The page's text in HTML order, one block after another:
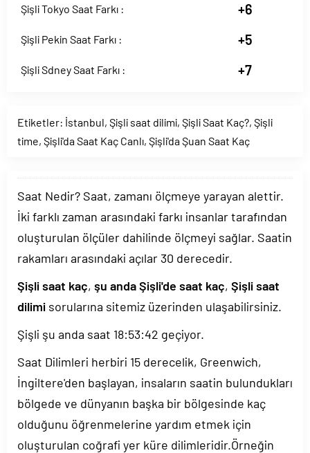
Şişli Tokyo Saat Farkı : +6
Şişli Pekin Saat Farkı : +5
Şişli Sdney Saat Farkı : +7
Etiketler: İstanbul, Şişli saat dilimi, Şişli Saat Kaç?, Şişli
time, Şişli'da Saat Kaç Canlı, Şişli'da Şuan Saat Kaç
Saat Nedir? Saat, zamanı ölçmeye yarayan alettir.
İki farklı zaman arasındaki farkı insanlar tarafından
oluşturulan ölçüler dahilinde ölçmeyi sağlar. Saatin
rakamları arasındaki açılar 30 derecedir.
Şişli saat kaç, şu anda Şişli'de saat kaç, Şişli saat
dilimi sorularına sitemiz üzerinden ulaşabilirsiniz.
Şişli şu anda saat 18:53:42 geçiyor.
Saat Dilimleri herbiri 15 derecelik, Greenwich,
İngiltere'den başlayan, insaların saatin bulundukları
bölgede ve dünyanın başka bir bölgesinde kaç
olduğunu öğrenmelerine yardım etmek için
oluşturulan coğrafi yer küre dilimleridir.Örneğin